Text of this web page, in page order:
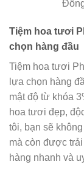
Tiệm hoa tươi
chọn hàng đầu
Tiệm hoa tươi
lựa chọn hàng
mật độ từ khóa
hoa tươi đẹp,
tôi, bạn sẽ
mà còn được
hàng nhanh và